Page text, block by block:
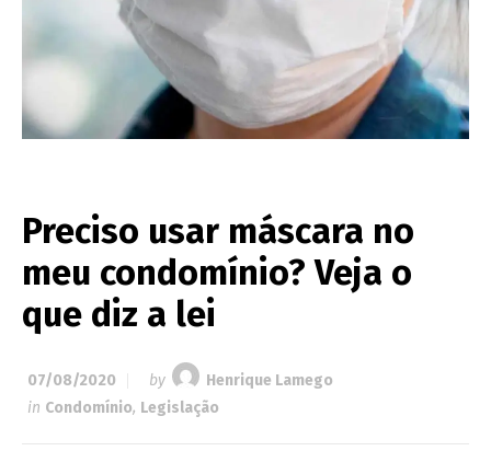
Preciso usar máscara no
meu condomínio? Veja o
que diz a lei
07/08/2020 by
Henrique Lamego
in Condomínio, Legislação